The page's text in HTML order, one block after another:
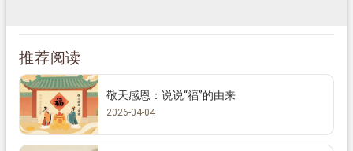
推荐阅读
敬天感恩：说说“福”的由来
2026-04-04